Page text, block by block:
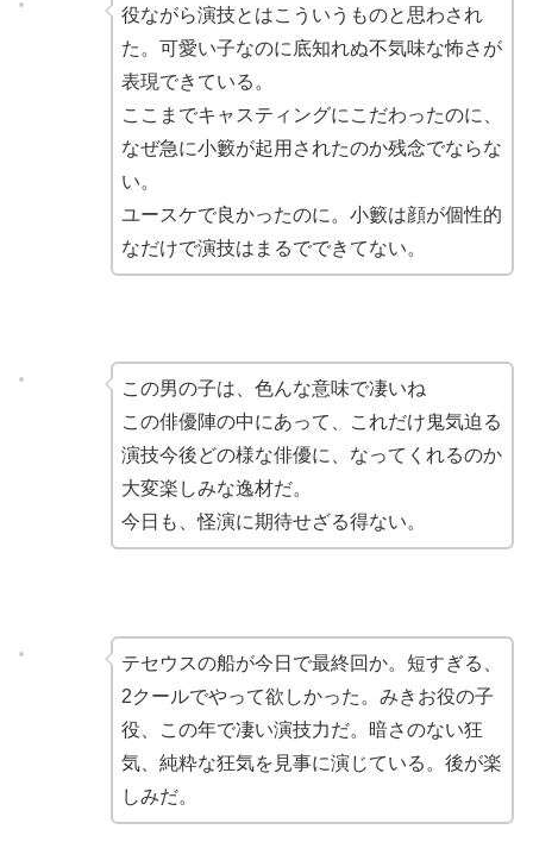
役ながら演技とはこういうものと思わされ
た。可愛い子なのに底知れぬ不気味な怖さが
表現できている。
ここまでキャスティングにこだわったのに、
なぜ急に小籔が起用されたのか残念でならな
い。
ユースケで良かったのに。小籔は顔が個性的
なだけで演技はまるでできてない。
この男の子は、色んな意味で凄いね️
この俳優陣の中にあって、これだけ鬼気迫る
演技今後どの様な俳優に、なってくれるのか
大変楽しみな逸材だ。
今日も、怪演に期待せざる得ない。
テセウスの船が今日で最終回か。短すぎる、
2クールでやって欲しかった。みきお役の子
役、この年で凄い演技力だ。暗さのない狂
気、純粋な狂気を見事に演じている。後が楽
しみだ。